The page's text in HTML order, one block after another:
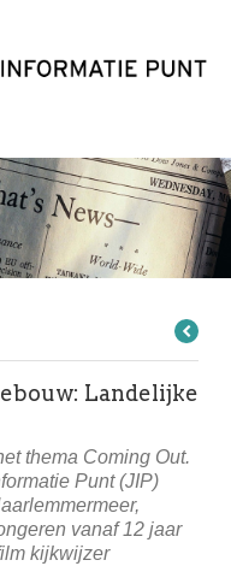
Landelijke
thema Coming Out.
Punt (JIP)
vanaf 12 jaar
kijkwijzer